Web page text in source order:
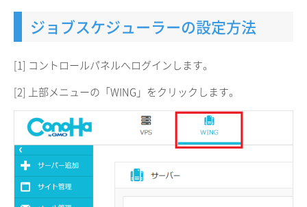
ジョブスケジューラーの設定方法
[1] コントロールパネルへログインします。
[2] 上部メニューの「WING」をクリックします。